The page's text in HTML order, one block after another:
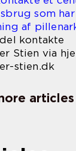
som
af
kontakte
Stien via
stien.dk